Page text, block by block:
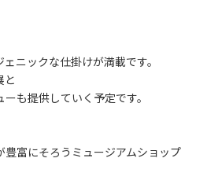
ニックな仕掛けが満載です。
と
も提供していく予定です。
富にそろうミュージアムショップ